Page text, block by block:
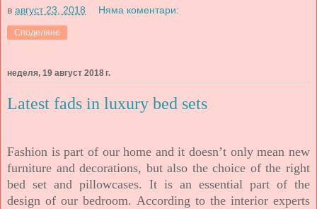
в август 23, 2018 Няма коментари:
Споделяне
неделя, 19 август 2018 г.
Latest fads in luxury bed sets
Fashion is part of our home and it doesn’t only mean new
furniture and decorations, but also the choice of the right
bed set and pillowcases. It is an essential part of the
design of our bedroom. According to the interior experts